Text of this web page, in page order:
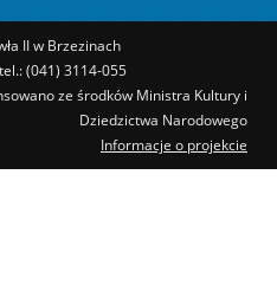
II w Brzezinach
(041) 3114-055
ze środków Ministra Kultury i
Dziedzictwa Narodowego
Informacje o projekcie